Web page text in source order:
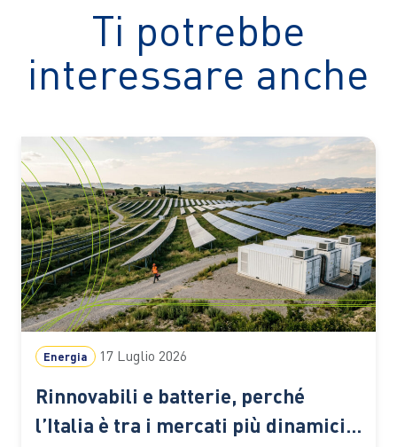
Ti potrebbe
interessare anche
Energia 17 Luglio 2026
Rinnovabili e batterie, perché
l’Italia è tra i mercati più dinamici